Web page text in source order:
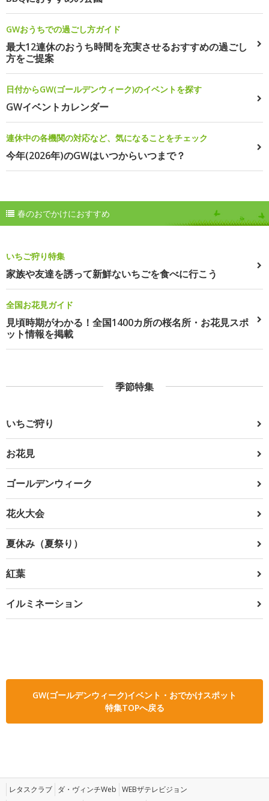
GWおうちでの過ごし方ガイド
最大12連休のおうち時間を充実させるおすすめの過ごし
方をご提案
日付からGW(ゴールデンウィーク)のイベントを探す
GWイベントカレンダー
連休中の各機関の対応など、気になることをチェック
今年(2026年)のGWはいつからいつまで？
春のおでかけにおすすめ
いちご狩り特集
家族や友達を誘って新鮮ないちごを食べに行こう
全国お花見ガイド
見頃時期がわかる！全国1400カ所の桜名所・お花見スポ
ット情報を掲載
季節特集
いちご狩り
お花見
ゴールデンウィーク
花火大会
夏休み（夏祭り）
紅葉
イルミネーション
GW(ゴールデンウィーク)イベント・おでかけスポット
特集TOPへ戻る
レタスクラブ ダ・ヴィンチWeb WEBザテレビジョン